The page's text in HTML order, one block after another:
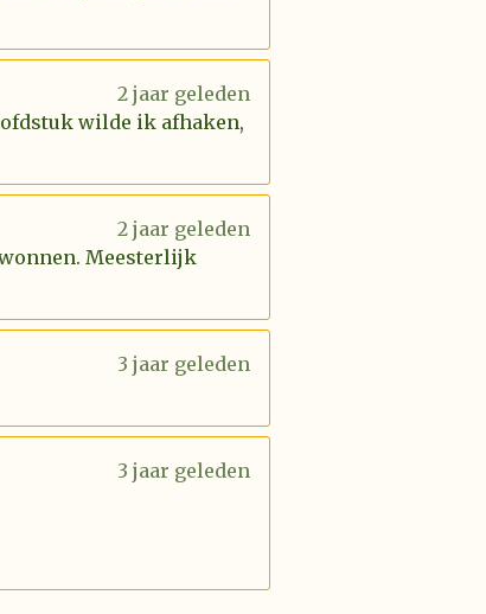
2 jaar geleden
wilde ik afhaken,
2 jaar geleden
Meesterlijk
3 jaar geleden
3 jaar geleden